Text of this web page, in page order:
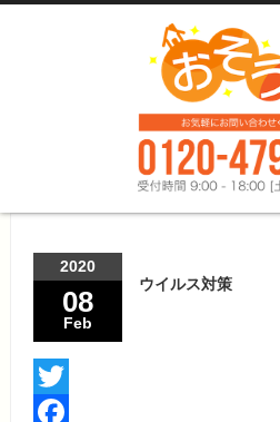
2020
08
Feb
ウイルス対策
Twitter